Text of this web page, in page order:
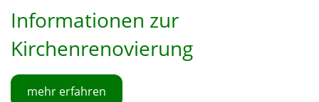
Informationen zur
Kirchenrenovierung
mehr erfahren